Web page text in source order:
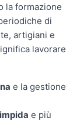
la formazione
di
artigiani e
lavorare
e la gestione
e più